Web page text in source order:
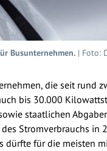
Busunternehmen. | Foto:
die seit rund
bis 30.000
staatlichen
Stromverbrauchs in
dürfte für die meisten